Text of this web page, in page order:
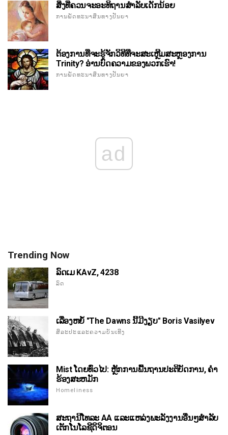
ສິ່ງທີ່ຄວນຈະອະທິຖານສໍາລັບເດັກນ້ອຍ
ການພັດທະນາສິນທາງປັນຍາ
ຕ້ອງການທີ່ຈະຮູ້ຈັກວິທີທີ່ຈະສະເຫຼີມສະຫຼອງການ
Trinity? ອ່ານບົດຄວາມຂອງພວກເຮົາ!
ການພັດທະນາສິນທາງປັນຍາ
ad
Trending Now
ລົດເມ KAvZ, 4238
ລົດ
ເລື່ອງຫຍໍ້ "The Dawns ນີ້ມີງຽບ" Boris Vasilyev
ສິລະປະແລະຄວາມບັນເທີງ
Mist ໂດຍທົ່ວໄປ: ຫຼັກການພື້ນຖານປະຕິບັດການ, ຄໍາ
ຮ້ອງສະຫມັກ
Homeliness
ສະຖານີໂທລະ AA ແລະແຫລ່ງພະລັງງານອື່ນໆສໍາລັບ
ເຕັກໂນໂລຊີດິຈິຕອນ